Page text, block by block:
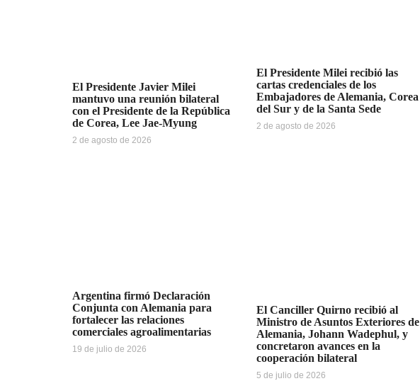
El Presidente Javier Milei
mantuvo una reunión bilateral
con el Presidente de la República
de Corea, Lee Jae-Myung
2 de agosto de 2026
El Presidente Milei recibió las
cartas credenciales de los
Embajadores de Alemania, Corea
del Sur y de la Santa Sede
2 de agosto de 2026
Argentina firmó Declaración
Conjunta con Alemania para
fortalecer las relaciones
comerciales agroalimentarias
19 de julio de 2026
El Canciller Quirno recibió al
Ministro de Asuntos Exteriores de
Alemania, Johann Wadephul, y
concretaron avances en la
cooperación bilateral
5 de julio de 2026